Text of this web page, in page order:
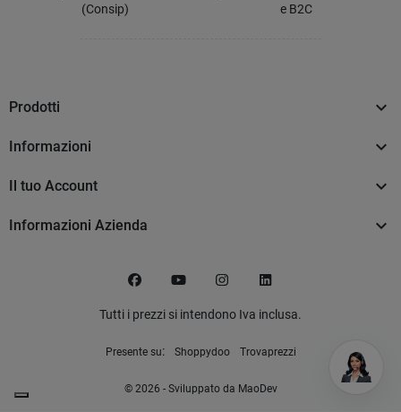
(Consip)
e B2C
Prodotti 
Informazioni 
Il tuo Account 
Informazioni Azienda 
Tutti i prezzi si intendono Iva inclusa.
Presente su: Shoppydoo Trovaprezzi
© 2026 - Sviluppato da MaoDev